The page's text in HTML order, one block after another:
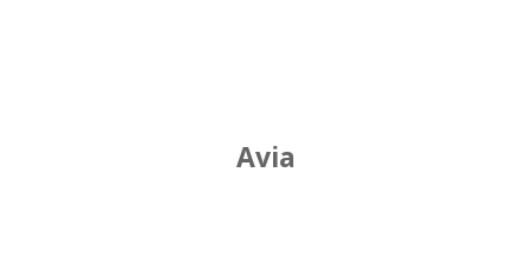
Avia